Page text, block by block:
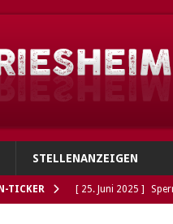
STELLENANZEIGEN
TICKER [ 25. Juni 2025 ]